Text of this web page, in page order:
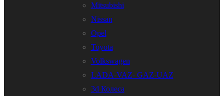
Mitsubishi
Nissan
Opel
Toyota
Volkswagen
LADA-VAZ- GAZ-UAZ
3d Колеса